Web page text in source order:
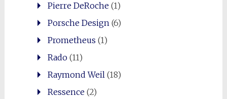
Pierre DeRoche(1)
Porsche Design(6)
Prometheus (1)
Rado(11)
Raymond Weil(18)
Ressence(2)